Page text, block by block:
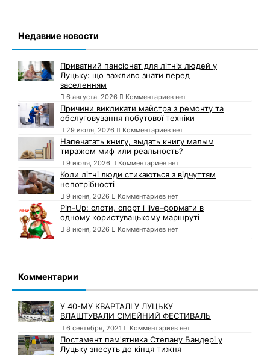
Недавние новости
Приватний пансіонат для літніх людей у
Луцьку: що важливо знати перед
заселенням
6 августа, 2026 Комментариев нет
Причини викликати майстра з ремонту та
обслуговування побутової техніки
29 июля, 2026 Комментариев нет
Напечатать книгу, выдать книгу малым
тиражом миф или реальность?
9 июля, 2026 Комментариев нет
Коли літні люди стикаються з відчуттям
непотрібності
9 июня, 2026 Комментариев нет
Pin-Up: слоти, спорт і live-формати в
одному користувацькому маршруті
8 июня, 2026 Комментариев нет
Комментарии
У 40-МУ КВАРТАЛІ У ЛУЦЬКУ
ВЛАШТУВАЛИ СІМЕЙНИЙ ФЕСТИВАЛЬ
6 сентября, 2021 Комментариев нет
Постамент пам'ятника Степану Бандері у
Луцьку знесуть до кінця тижня